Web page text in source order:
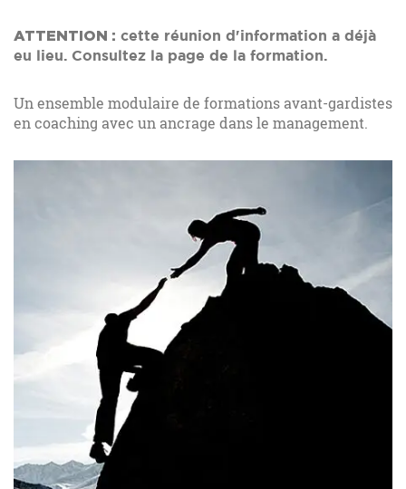
ATTENTION : cette réunion d'information a déjà
eu lieu. Consultez la page de la formation.
Un ensemble modulaire de formations avant-gardistes
en coaching avec un ancrage dans le management.